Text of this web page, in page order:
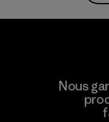
Nous